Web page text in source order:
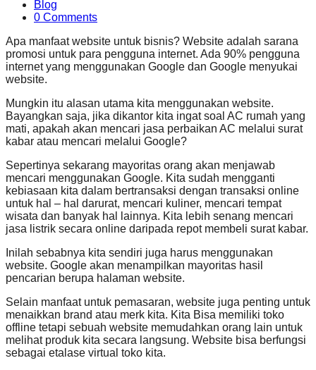
Blog
0 Comments
Apa manfaat website untuk bisnis? Website adalah sarana
promosi untuk para pengguna internet. Ada 90% pengguna
internet yang menggunakan Google dan Google menyukai
website.
Mungkin itu alasan utama kita menggunakan website.
Bayangkan saja, jika dikantor kita ingat soal AC rumah yang
mati, apakah akan mencari jasa perbaikan AC melalui surat
kabar atau mencari melalui Google?
Sepertinya sekarang mayoritas orang akan menjawab
mencari menggunakan Google. Kita sudah mengganti
kebiasaan kita dalam bertransaksi dengan transaksi online
untuk hal – hal darurat, mencari kuliner, mencari tempat
wisata dan banyak hal lainnya. Kita lebih senang mencari
jasa listrik secara online daripada repot membeli surat kabar.
Inilah sebabnya kita sendiri juga harus menggunakan
website. Google akan menampilkan mayoritas hasil
pencarian berupa halaman website.
Selain manfaat untuk pemasaran, website juga penting untuk
menaikkan brand atau merk kita. Kita Bisa memiliki toko
offline tetapi sebuah website memudahkan orang lain untuk
melihat produk kita secara langsung. Website bisa berfungsi
sebagai etalase virtual toko kita.